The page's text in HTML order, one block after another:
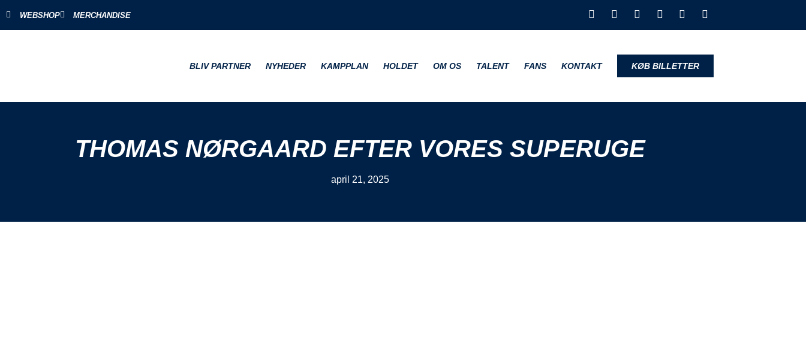
WEBSHOP MERCHANDISE
BLIV PARTNER NYHEDER KAMPPLAN HOLDET OM OS TALENT FANS KONTAKT KØB BILLETTER
THOMAS NØRGAARD EFTER VORES SUPERUGE
april 21, 2025